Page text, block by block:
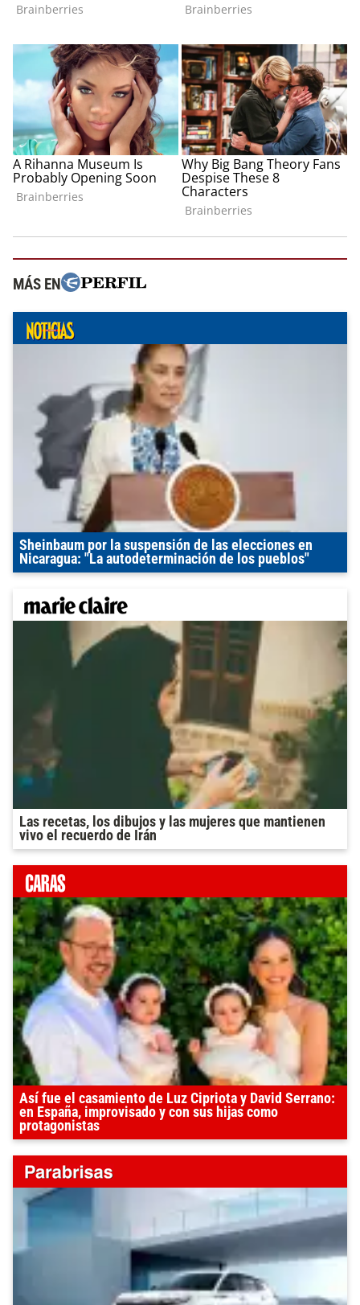
MÁS EN
Sheinbaum por la suspensión de las elecciones en
Nicaragua: "La autodeterminación de los pueblos"
Las recetas, los dibujos y las mujeres que mantienen
vivo el recuerdo de Irán
Así fue el casamiento de Luz Cipriota y David Serrano:
en España, improvisado y con sus hijas como
protagonistas